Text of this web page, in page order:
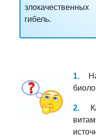
гибель.
1.
2.